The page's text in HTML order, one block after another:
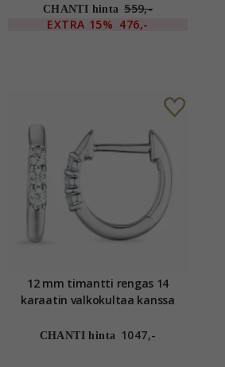
valkokultaa kanssa timantti
CHANTI hinta 559,-
EXTRA 15% 476,-
12 mm timantti rengas 14
karaatin valkokultaa kanssa
CHANTI hinta 1047,-